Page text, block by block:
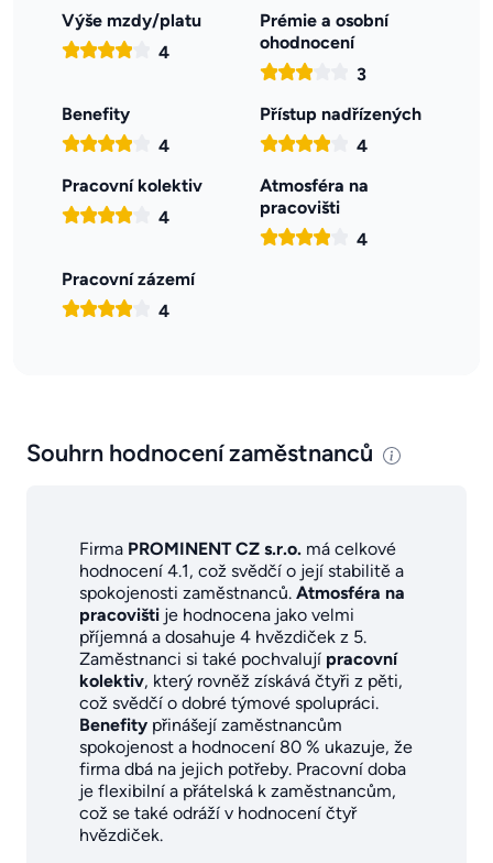
Výše mzdy/platu
4
Prémie a osobní
ohodnocení
3
Benefity
4
Přístup nadřízených
4
Pracovní kolektiv
4
Atmosféra na
pracovišti
4
Pracovní zázemí
4
Souhrn hodnocení zaměstnanců
Firma PROMINENT CZ s.r.o. má celkové
hodnocení 4.1, což svědčí o její stabilitě a
spokojenosti zaměstnanců. Atmosféra na
pracovišti je hodnocena jako velmi
příjemná a dosahuje 4 hvězdiček z 5.
Zaměstnanci si také pochvalují pracovní
kolektiv, který rovněž získává čtyři z pěti,
což svědčí o dobré týmové spolupráci.
Benefity přinášejí zaměstnancům
spokojenost a hodnocení 80 % ukazuje, že
firma dbá na jejich potřeby. Pracovní doba
je flexibilní a přátelská k zaměstnancům,
což se také odráží v hodnocení čtyř
hvězdiček.